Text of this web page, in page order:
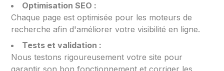
Optimisation SEO :
Chaque page est optimisée pour les moteurs de
recherche afin d'améliorer votre visibilité en ligne.
Tests et validation :
Nous testons rigoureusement votre site pour
garantir son bon fonctionnement et corriger les